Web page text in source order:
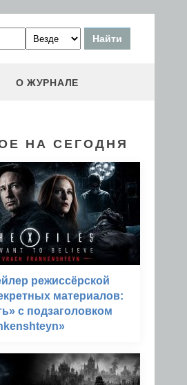
О ЖУРНАЛЕ
НА СЕГОДНЯ
режиссёрской
материалов:
с подзаголовком